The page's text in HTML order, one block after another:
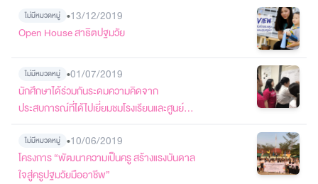
ไม่มีหมวดหมู่ •13/12/2019
Open House สาธิตปฐมวัย
ไม่มีหมวดหมู่ •01/07/2019
นักศึกษาได้ร่วมกันระดมความคิดจาก
ประสบการณ์ที่ได้ไปเยี่ยมชมโรงเรียนและศูนย์
ไม่มีหมวดหมู่ •10/06/2019
โครงการ “พัฒนาความเป็นครู สร้างแรงบันดาล
ใจสู่ครูปฐมวัยมืออาชีพ”